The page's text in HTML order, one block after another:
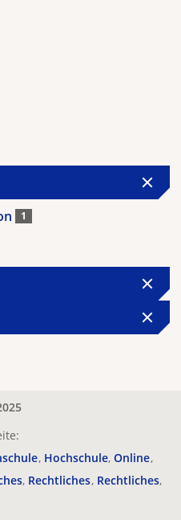
1
Hochschule Online
Rechtliches Rechtliches